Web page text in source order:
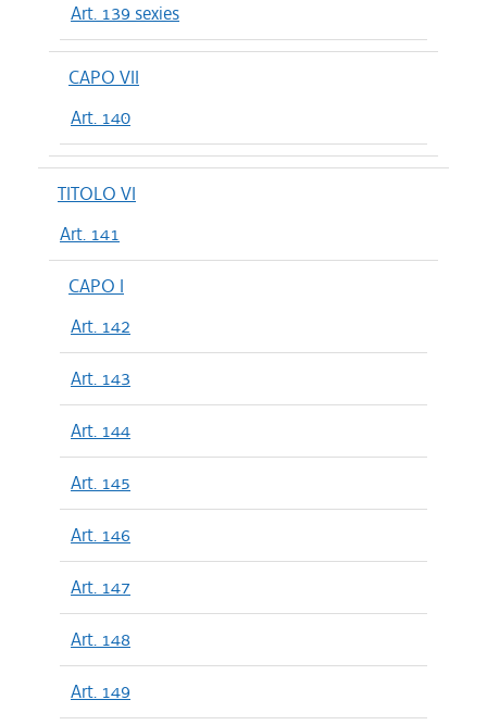
Art. 139 sexies
CAPO VII
Art. 140
TITOLO VI
Art. 141
CAPO I
Art. 142
Art. 143
Art. 144
Art. 145
Art. 146
Art. 147
Art. 148
Art. 149